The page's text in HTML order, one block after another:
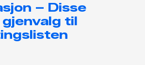
– Disse
til